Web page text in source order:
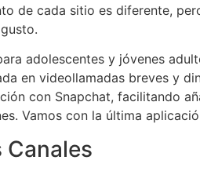
de cada sitio es diferente,
adolescentes y jóvenes
en videollamadas breves y
con Snapchat, facilitando
Vamos con la última
Canales